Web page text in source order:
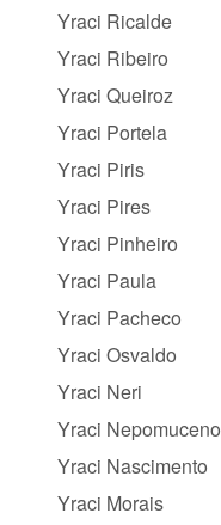
Yraci Ricalde
Yraci Ribeiro
Yraci Queiroz
Yraci Portela
Yraci Piris
Yraci Pires
Yraci Pinheiro
Yraci Paula
Yraci Pacheco
Yraci Osvaldo
Yraci Neri
Yraci Nepomuceno
Yraci Nascimento
Yraci Morais